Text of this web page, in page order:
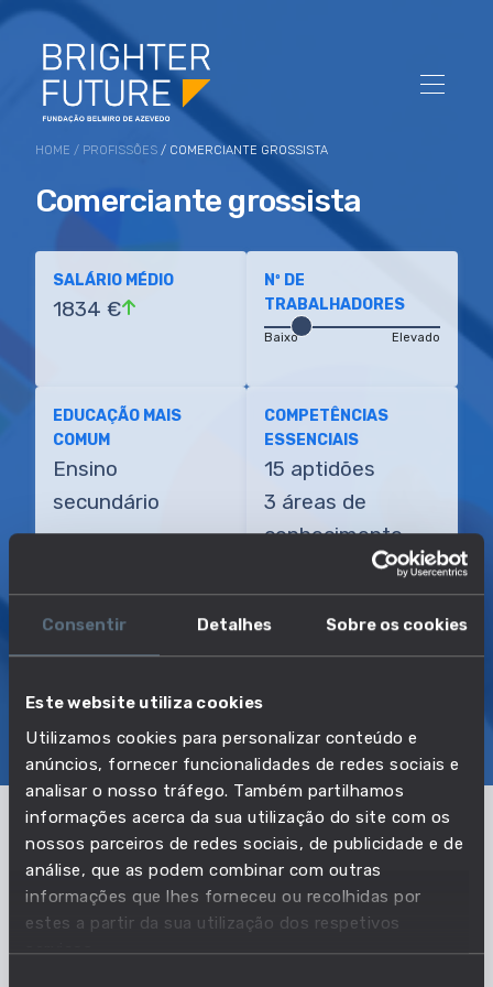
Consentir Detalhes Sobre os cookies
Este website utiliza cookies
Utilizamos cookies para personalizar conteúdo e
anúncios, fornecer funcionalidades de redes sociais e
analisar o nosso tráfego. Também partilhamos
informações acerca da sua utilização do site com os
nossos parceiros de redes sociais, de publicidade e de
análise, que as podem combinar com outras
informações que lhes forneceu ou recolhidas por
estes a partir da sua utilização dos respetivos
serviços.
HOME / PROFISSÕES / COMERCIANTE GROSSISTA
Comerciante grossista
SALÁRIO MÉDIO
1834 €
Nº DE
TRABALHADORES
Baixo Elevado
EDUCAÇÃO MAIS
COMUM
Ensino
secundário
COMPETÊNCIAS
ESSENCIAIS
15 aptidões
3 áreas de
conhecimento
TRANSIÇÃO MAIS DIRETA
Diretor comercial
EDUCAÇÃO E COMPETÊNCIASTRANSIÇÕES
Pertencente à profissão:
Técnicos de compras